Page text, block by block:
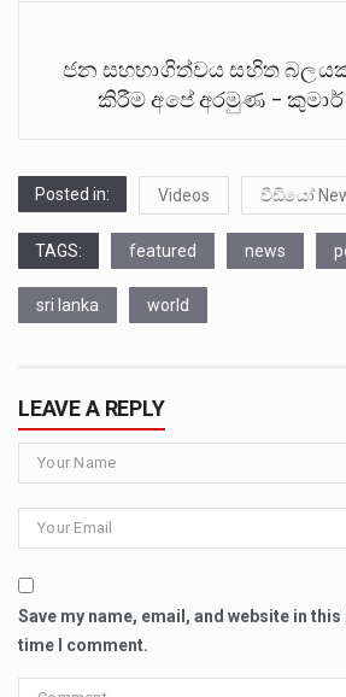
ජන සහභාගිත්වය සහිත
කිරීම අපේ අරමුණ –
Posted in: Videos වීඩියෝ
TAGS: featured news
sri lanka world
LEAVE A REPLY
Save my name, email, and website in
time I comment.